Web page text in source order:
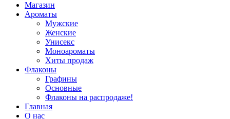
Магазин
Ароматы
Мужские
Женские
Унисекс
Моноароматы
Хиты продаж
Флаконы
Графины
Основные
Флаконы на распродаже!
Главная
О нас